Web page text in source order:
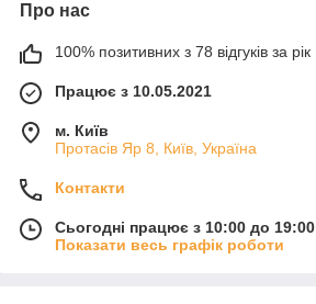
Про нас
100% позитивних з 78 відгуків за рік
Працює з 10.05.2021
м. Київ
Протасів Яр 8, Київ, Україна
Контакти
Сьогодні працює з 10:00 до 19:00
Показати весь графік роботи